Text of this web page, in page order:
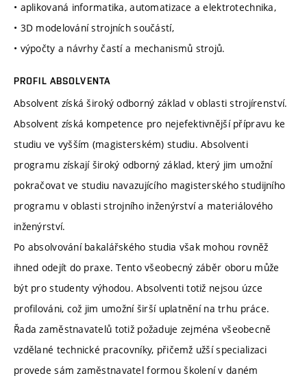
• aplikovaná informatika, automatizace a elektrotechnika,
• 3D modelování strojních součástí,
• výpočty a návrhy častí a mechanismů strojů.
PROFIL ABSOLVENTA
Absolvent získá široký odborný základ v oblasti strojírenství.
Absolvent získá kompetence pro nejefektivnější přípravu ke
studiu ve vyšším (magisterském) studiu. Absolventi
programu získají široký odborný základ, který jim umožní
pokračovat ve studiu navazujícího magisterského studijního
programu v oblasti strojního inženýrství a materiálového
inženýrství.
Po absolvování bakalářského studia však mohou rovněž
ihned odejít do praxe. Tento všeobecný záběr oboru může
být pro studenty výhodou. Absolventi totiž nejsou úzce
profilováni, což jim umožní širší uplatnění na trhu práce.
Řada zaměstnavatelů totiž požaduje zejména všeobecně
vzdělané technické pracovníky, přičemž užší specializaci
provede sám zaměstnavatel formou školení v daném